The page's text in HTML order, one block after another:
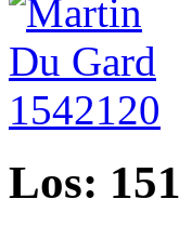
Los: 151